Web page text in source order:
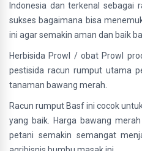
Indonesia dan terkenal sebagai
sukses bagaimana bisa
ini agar semakin aman dan baik
Herbisida Prowl / obat Prowl
pestisida racun rumput utama
tanaman bawang merah.
Racun rumput Basf ini cocok
yang baik. Harga bawang
petani semakin semangat